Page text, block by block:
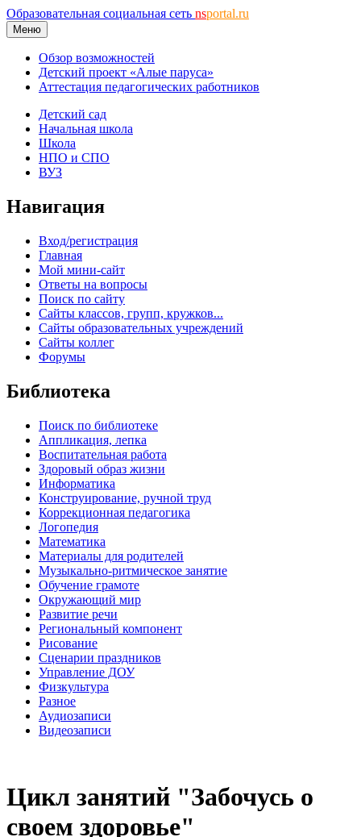
Образовательная социальная сеть nsportal.ru
Меню
Обзор возможностей
Детский проект «Алые паруса»
Аттестация педагогических работников
Детский сад
Начальная школа
Школа
НПО и СПО
ВУЗ
Навигация
Вход/регистрация
Главная
Мой мини-сайт
Ответы на вопросы
Поиск по сайту
Сайты классов, групп, кружков...
Сайты образовательных учреждений
Сайты коллег
Форумы
Библиотека
Поиск по библиотеке
Аппликация, лепка
Воспитательная работа
Здоровый образ жизни
Информатика
Конструирование, ручной труд
Коррекционная педагогика
Логопедия
Математика
Материалы для родителей
Музыкально-ритмическое занятие
Обучение грамоте
Окружающий мир
Развитие речи
Региональный компонент
Рисование
Сценарии праздников
Управление ДОУ
Физкультура
Разное
Аудиозаписи
Видеозаписи
Цикл занятий "Забочусь о
своем здоровье"